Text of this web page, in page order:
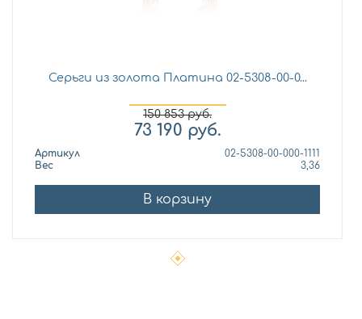
Серьги из золота Платина 02-5308-00-0...
150 853руб.
73 190 руб.
Артикул
02-5308-00-000-1111
Вес
3,36
В корзину